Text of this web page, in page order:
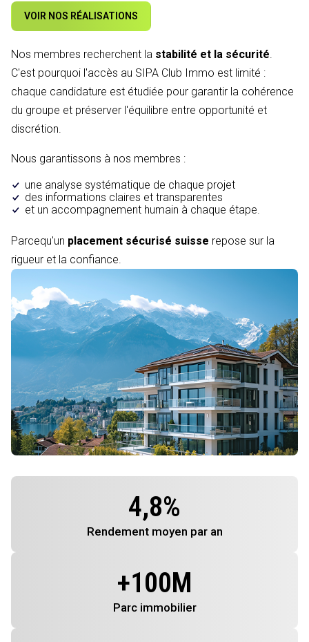
VOIR NOS RÉALISATIONS
Nos membres recherchent la stabilité et la sécurité.
C'est pourquoi l'accès au SIPA Club Immo est limité :
chaque candidature est étudiée pour garantir la cohérence
du groupe et préserver l'équilibre entre opportunité et
discrétion.
Nous garantissons à nos membres :
une analyse systématique de chaque projet
des informations claires et transparentes
et un accompagnement humain à chaque étape.
Parcequ'un placement sécurisé suisse repose sur la
rigueur et la confiance.
4,8%
Rendement moyen par an
+100M
Parc immobilier